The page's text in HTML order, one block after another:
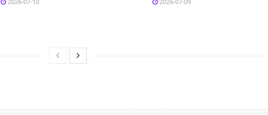
2026-07-10 2026-07-09